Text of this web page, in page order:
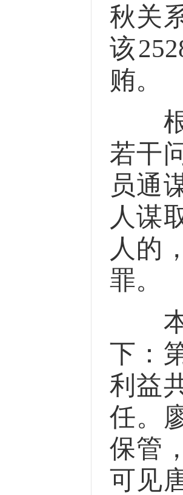
秋关
该
贿。
根
若干
员通
人谋
人的
罪。
本
下：
利益
任。
保管
可见